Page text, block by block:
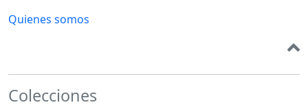
Quienes somos
Colecciones